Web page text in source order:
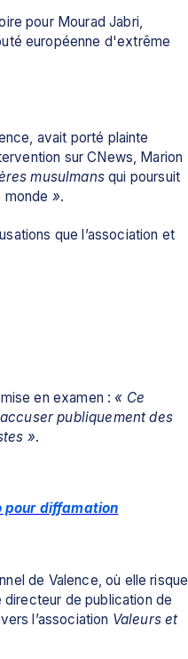
pour Mourad Jabri,
européenne d'extrême
avait porté plainte
sur CNews, Marion
musulmans
monde ».
que l’association et
en examen : « Ce
publiquement des
».
pour diffamation
de Valence, où elle risque
l’association Valeurs et